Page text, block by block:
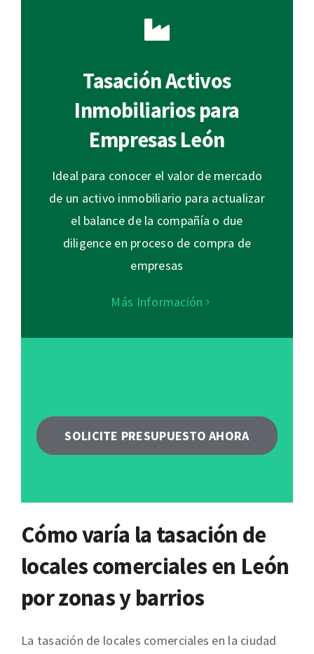
Tasación Activos
Inmobiliarios para
Empresas León
Ideal para conocer el valor de mercado
de un activo inmobiliario para actualizar
el balance de la compañía o due
diligence en proceso de compra de
empresas
Más Información
SOLICITE PRESUPUESTO AHORA
Cómo varía la tasación de
locales comerciales en León
por zonas y barrios
La tasación de locales comerciales en la ciudad